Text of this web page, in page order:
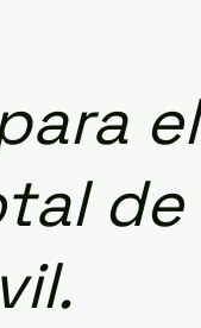
el
de